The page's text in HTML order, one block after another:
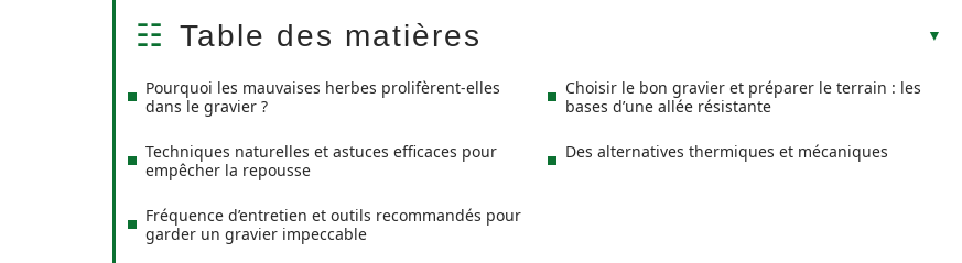
Table des matières
Pourquoi les mauvaises herbes prolifèrent-elles
dans le gravier ?
Choisir le bon gravier et préparer le terrain : les
bases d’une allée résistante
Techniques naturelles et astuces efficaces pour
empêcher la repousse
Des alternatives thermiques et mécaniques
Fréquence d’entretien et outils recommandés pour
garder un gravier impeccable